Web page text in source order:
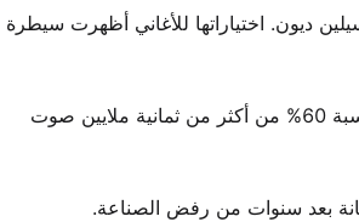
ديون. اختياراتها للأغاني أظهرت سيطرة
أصبحت النهائيات في 16 ديسمبر 2006 لحظة ثقافية. في مواجهة راي كوين، أحرزت الفوز بنسبة 60% من أكثر من ثمانية ملايين صوت
بعد سنوات من رفض الصناعة.